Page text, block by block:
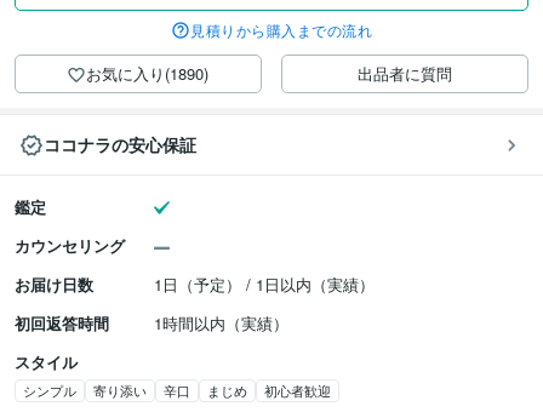
見積りから購入までの流れ
お気に入り(1890) 出品者に質問
ココナラの安心保証
鑑定
カウンセリング
お届け日数
1日（予定） / 1日以内（実績）
初回返答時間
1時間以内（実績）
スタイル
シンプル 寄り添い 辛口 まじめ 初心者歓迎